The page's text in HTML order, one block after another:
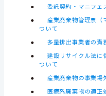
委託契約・マニフェ
産業廃棄物管理票（
ついて
多量排出事業者の責
建設リサイクル法に
ついて
産業廃棄物の事業場
医療系廃棄物の適正